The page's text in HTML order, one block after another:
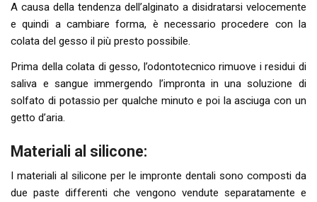
A causa della tendenza dell’alginato a disidratarsi velocemente
e quindi a cambiare forma, è necessario procedere con la
colata del gesso il più presto possibile.
Prima della colata di gesso, l’odontotecnico rimuove i residui di
saliva e sangue immergendo l’impronta in una soluzione di
solfato di potassio per qualche minuto e poi la asciuga con un
getto d’aria.
Materiali al silicone:
I materiali al silicone per le impronte dentali sono composti da
due paste differenti che vengono vendute separatamente e